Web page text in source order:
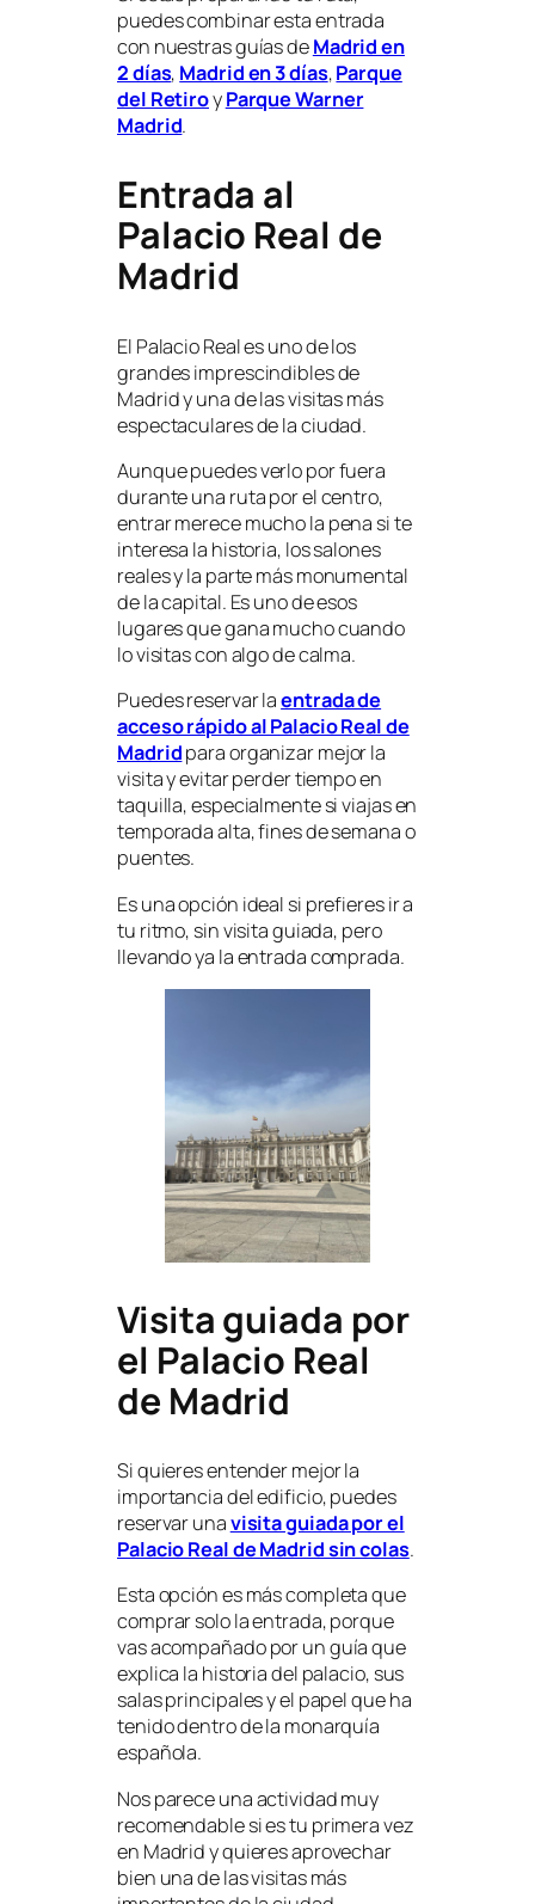
puedes combinar esta entrada
con nuestras guías deMadrid en
2 días, Madrid en 3 días,Parque
del RetiroyParque Warner
Madrid.
Entrada al
Palacio Real de
Madrid
El Palacio Real es uno de los
grandes imprescindibles de
Madrid y una de las visitas más
espectaculares de la ciudad.
Aunque puedes verlo por fuera
durante una ruta por el centro,
entrar merece mucho la pena si te
interesa la historia, los salones
reales y la parte más monumental
de la capital. Es uno de esos
lugares que gana mucho cuando
lo visitas con algo de calma.
Puedes reservar laentrada de
acceso rápido al Palacio Real de
Madridpara organizar mejor la
visita y evitar perder tiempo en
taquilla, especialmente si viajas en
temporada alta, fines de semana o
puentes.
Es una opción ideal si prefieres ir a
tu ritmo, sin visita guiada, pero
llevando ya la entrada comprada.
Visita guiada por
el Palacio Real
de Madrid
Si quieres entender mejor la
importancia del edificio, puedes
reservar unavisita guiada por el
Palacio Real de Madrid sin colas.
Esta opción es más completa que
comprar solo la entrada, porque
vas acompañado por un guía que
explica la historia del palacio, sus
salas principales y el papel que ha
tenido dentro de la monarquía
española.
Nos parece una actividad muy
recomendable si es tu primera vez
en Madrid y quieres aprovechar
bien una de las visitas más